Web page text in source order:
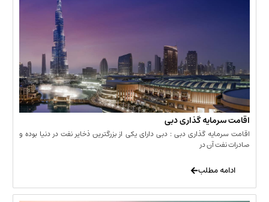
گذاری دبی
گذاری دبی : دبی دارای یکی از بزرگترین ذخایر نفت در دنیا بوده و